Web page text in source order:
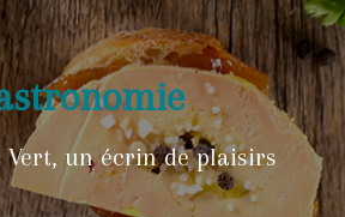
camping en
dès aujourd'hui
Vert, un écrin de plaisirs
détente et
Périgueux, Nontron,